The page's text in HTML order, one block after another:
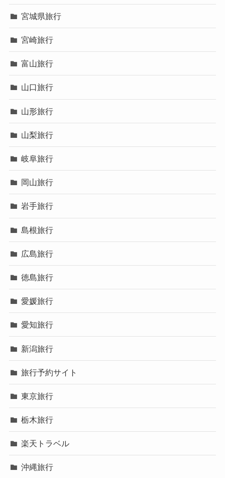
宮城県旅行
宮崎旅行
富山旅行
山口旅行
山形旅行
山梨旅行
岐阜旅行
岡山旅行
岩手旅行
島根旅行
広島旅行
徳島旅行
愛媛旅行
愛知旅行
新潟旅行
旅行予約サイト
東京旅行
栃木旅行
楽天トラベル
沖縄旅行